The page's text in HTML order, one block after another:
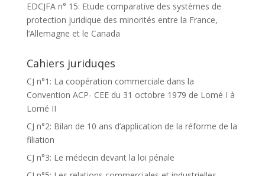
EDCJFA n° 15: Etude comparative des systèmes de
protection juridique des minorités entre la France,
l’Allemagne et le Canada
Cahiers juriduqes
CJ n°1: La coopération commerciale dans la
Convention ACP- CEE du 31 octobre 1979 de Lomé I à
Lomé II
CJ n°2: Bilan de 10 ans d’application de la réforme de la
filiation
CJ n°3: Le médecin devant la loi pénale